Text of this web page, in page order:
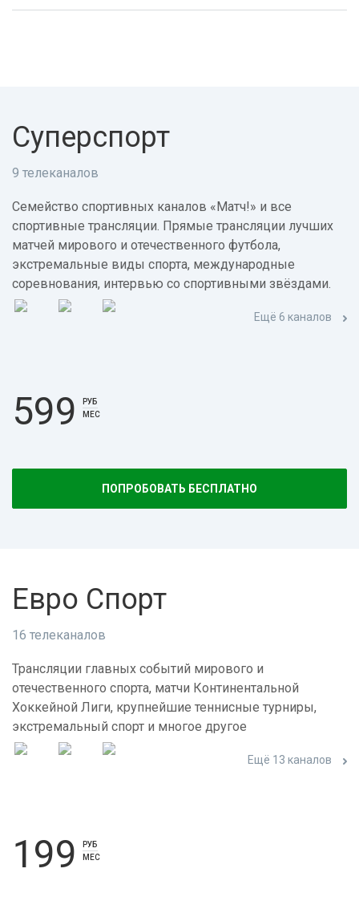
Суперспорт
9 телеканалов
Семейство спортивных каналов «Матч!» и все
спортивные трансляции. Прямые трансляции лучших
матчей мирового и отечественного футбола,
экстремальные виды спорта, международные
соревнования, интервью со спортивными звёздами.
Ещё 6 каналов
599
РУБ
МЕС
ПОПРОБОВАТЬ БЕСПЛАТНО
Евро Спорт
16 телеканалов
Трансляции главных событий мирового и
отечественного спорта, матчи Континентальной
Хоккейной Лиги, крупнейшие теннисные турниры,
экстремальный спорт и многое другое
Ещё 13 каналов
199
РУБ
МЕС